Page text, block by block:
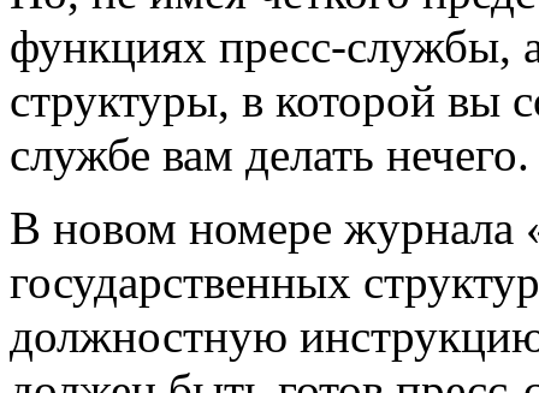
функциях пресс-службы,
структуры, в которой вы
службе вам делать нечего.
В новом номере журнала
государственных
должностную